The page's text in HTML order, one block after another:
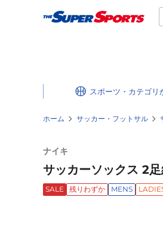
スポーツ・カテゴリ
ホーム サッカー・フットサル
ナイキ
サッカーソックス 2
SALE 残りわずか MENS